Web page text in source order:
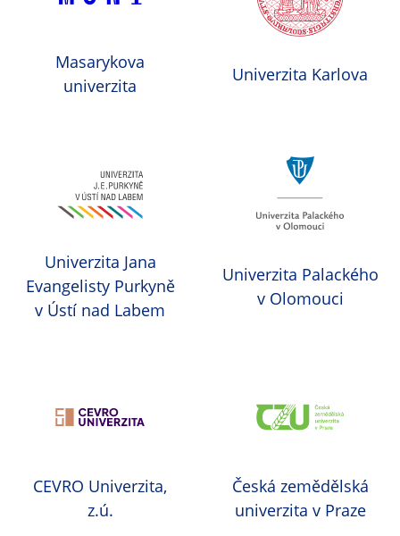
Masarykova
univerzita
Univerzita Karlova
Univerzita Jana
Evangelisty Purkyně
v Ústí nad Labem
Univerzita Palackého
v Olomouci
CEVRO Univerzita,
z.ú.
Česká zemědělská
univerzita v Praze